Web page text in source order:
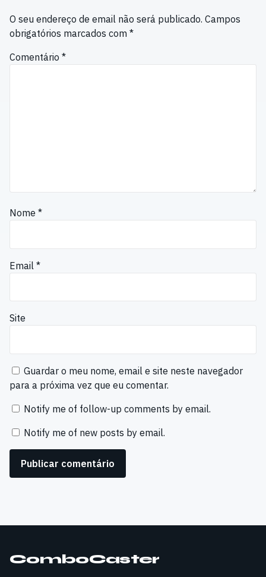
O seu endereço de email não será publicado. Campos
obrigatórios marcados com *
Comentário *
Nome *
Email *
Site
Guardar o meu nome, email e site neste navegador
para a próxima vez que eu comentar.
Notify me of follow-up comments by email.
Notify me of new posts by email.
ComboCaster